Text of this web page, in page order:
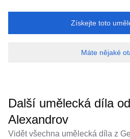
Získejte toto
Máte nějaké
Další umělecká díla od
Alexandrov
Vidět všechna umělecká díla z